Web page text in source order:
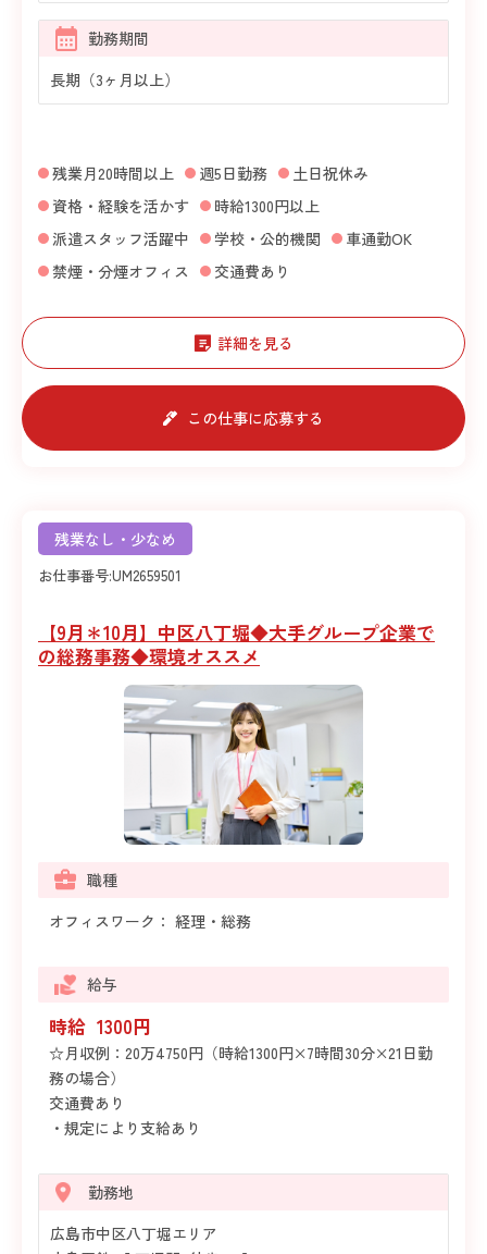
勤務期間
長期（3ヶ月以上）
残業月20時間以上 週5日勤務
土日祝休み
資格・経験を活かす
時給1300円以上
派遣スタッフ活躍中
学校・公的機関
車通勤OK
禁煙・分煙オフィス
交通費あり
詳細を見る
この仕事に応募する
残業なし・少なめ
お仕事番号:UM2659501
【9月＊10月】中区八丁堀◆大手グループ企業で
の総務事務◆環境オススメ
職種
オフィスワーク： 経理・総務
給与
時給 1300円
☆月収例：20万4750円（時給1300円×7時間30分×21日勤
務の場合）
交通費あり
・規定により支給あり
勤務地
広島市中区八丁堀エリア